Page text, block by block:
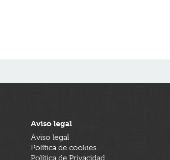
Aviso legal
Aviso legal
Política de cookies
Política de Privacidad